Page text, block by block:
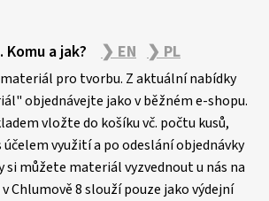
Komu a jak? ❯ EN ❯ PL
pro tvorbu. Z aktuální nabídky
objednávejte jako v běžném e-shopu.
vložte do košíku vč. počtu kusů,
využití a po odeslání objednávky
si můžete materiál vyzvednout u nás na
Chlumově 8 slouží pouze jako výdejní